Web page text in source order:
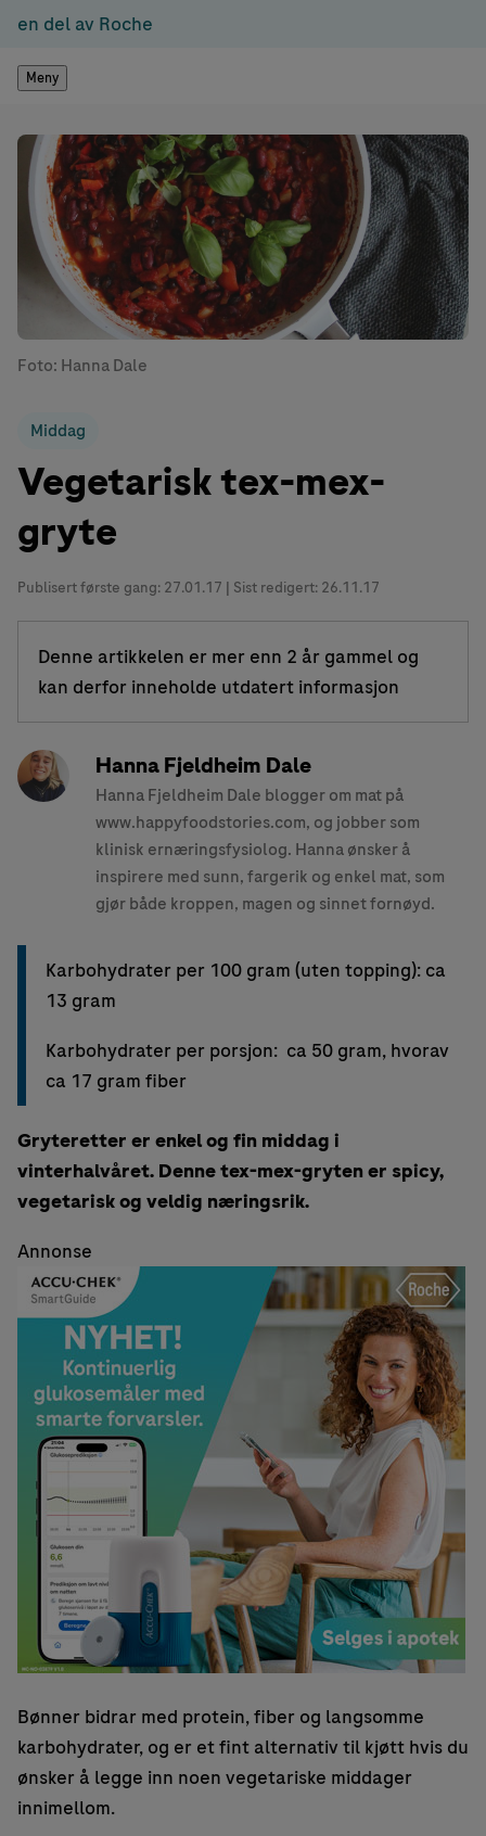
en del av Roche
Meny
Foto: Hanna Dale
Middag
Vegetarisk tex-mex-
gryte
Publisert første gang: 27.01.17 | Sist redigert: 26.11.17
Denne artikkelen er mer enn 2 år gammel og
kan derfor inneholde utdatert informasjon
Hanna Fjeldheim Dale
Hanna Fjeldheim Dale blogger om mat på
www.happyfoodstories.com, og jobber som
klinisk ernæringsfysiolog. Hanna ønsker å
inspirere med sunn, fargerik og enkel mat, som
gjør både kroppen, magen og sinnet fornøyd.
Karbohydrater per 100 gram (uten topping): ca
13 gram
Karbohydrater per porsjon: ca 50 gram, hvorav
ca 17 gram fiber
Gryteretter er enkel og fin middag i
vinterhalvåret. Denne tex-mex-gryten er spicy,
vegetarisk og veldig næringsrik.
Annonse
Bønner bidrar med protein, fiber og langsomme
karbohydrater, og er et fint alternativ til kjøtt hvis du
ønsker å legge inn noen vegetariske middager
innimellom.